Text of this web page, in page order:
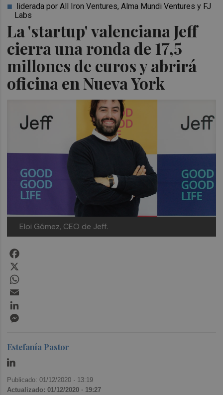
La 'startup' valenciana Jeff
cierra una ronda de 17,5
millones de euros y abrirá
oficina en Nueva York
liderada por All Iron Ventures, Alma Mundi Ventures y FJ
Labs
Eloi Gómez, CEO de Jeff.
Estefanía Pastor
Publicado: 01/12/2020 · 13:19
Actualizado: 01/12/2020 · 19:27